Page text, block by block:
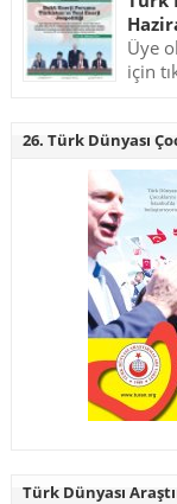
Üye
için
26. Türk Dünyası
Türk Dünyası